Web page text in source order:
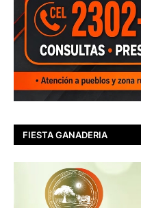
FIESTA GANADERIA